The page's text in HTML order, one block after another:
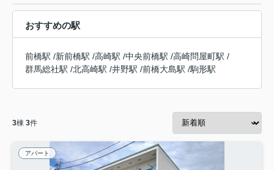
おすすめの駅
前橋駅 /新前橋駅 /高崎駅 /中央前橋駅 /高崎問屋町駅 /
群馬総社駅 /北高崎駅 /井野駅 /前橋大島駅 /駒形駅
3棟 3件
アパート